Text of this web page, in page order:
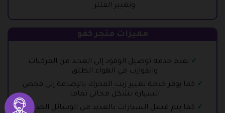
وتغيير الفلتر.
مميزات متجر كفو
يقدم خدمة توصيل الوقود إلى العديد من المركبات
والقوارب في الهواء الطلق.
كما يوفر خدمة تغيير زيت المحرك بالإضافة إلى فحص
السيارة بشكل مجاني تماما.
كما يتم غسل السيارات بالعديد من الوسائل الحديثة.